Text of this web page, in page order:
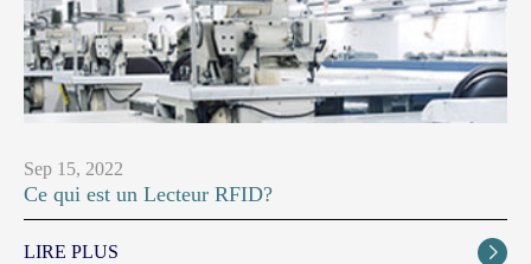
Sep 15, 2022
Ce qui est un Lecteur RFID?
LIRE PLUS 